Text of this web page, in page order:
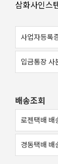
삼화사인스
사업자등록
입금통장 사
배송조회
로젠택배 배
경동택배 배